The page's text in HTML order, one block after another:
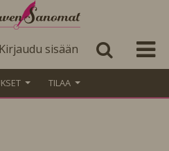
Kirjaudu sisään
TILAA